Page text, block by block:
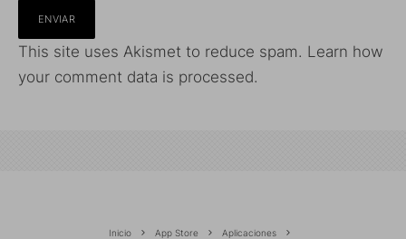
This site uses Akismet to reduce spam. Learn how
your comment data is processed.
Inicio App Store
Aplicaciones